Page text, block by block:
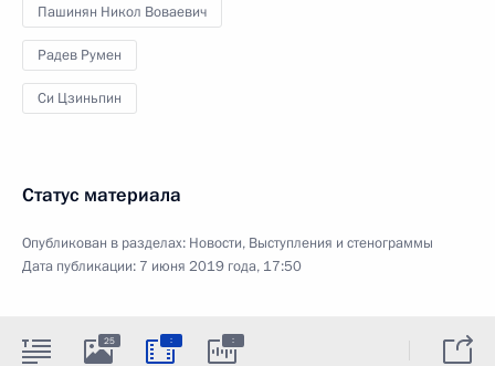
Пашинян Никол Воваевич
Радев Румен
Си Цзиньпин
Статус материала
Опубликован в разделах: Новости, Выступления и стенограммы
Дата публикации: 7 июня 2019 года, 17:50
25 : :